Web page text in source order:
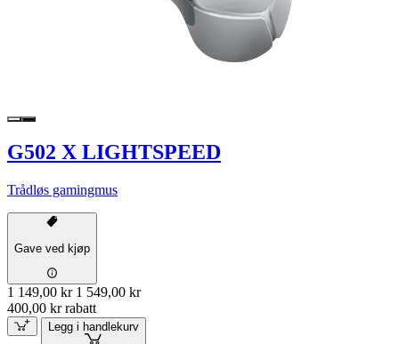
G502 X LIGHTSPEED
Trådløs gamingmus
Gave ved kjøp
1 149,00 kr 1 549,00 kr
400,00 kr rabatt
Legg i handlekurv